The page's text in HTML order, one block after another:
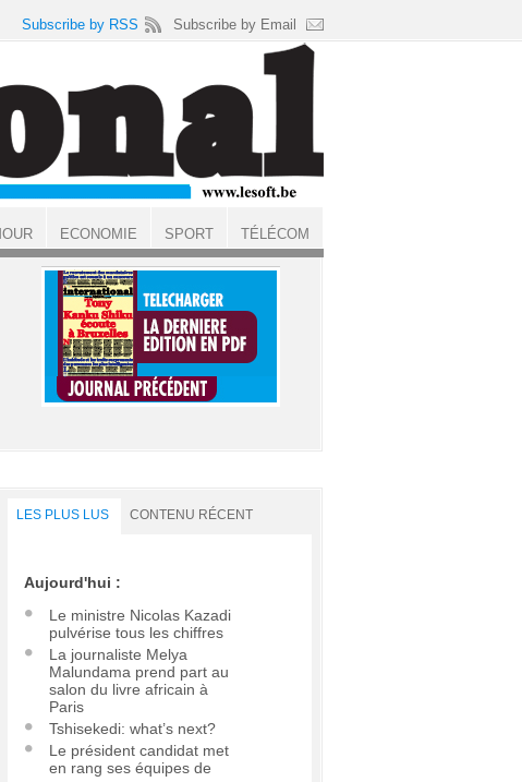
LES PLUS LUS CONTENU RÉCENT
Aujourd'hui :
Le ministre Nicolas Kazadi
pulvérise tous les chiffres
La journaliste Melya
Malundama prend part au
salon du livre africain à
Paris
Tshisekedi: what’s next?
Le président candidat met
en rang ses équipes de
Subscribe by RSS Subscribe by Email
ECONOMIE SPORT TÉLÉCOM